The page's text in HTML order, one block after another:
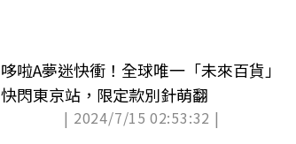
哆啦A夢迷快衝！全球唯一「未來百貨」
快閃東京站，限定款別針萌翻
| 2024/7/15 02:53:32 |